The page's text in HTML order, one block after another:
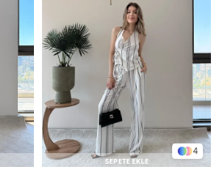
4
SEPETE EKLE